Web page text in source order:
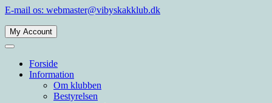
Spring
indhold
E-mail os: webmaster@vibyskakklub.dk
Viby Skakklub
Velkommen til Viby Skakklubs hjemmeside. Viby Skakklub er en af
Århus' og Danmarks største skakklubber med spillere i alle styrkelag.
My Account
Forside
Information
Om klubben
Bestyrelsen